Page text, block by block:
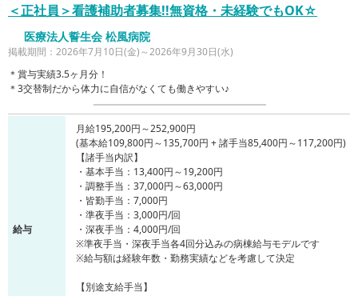
＜正社員＞看護補助者募集!!無資格・未経験でもOK☆
医療法人誓生会 松風病院
掲載期間：2026年7月10日(金)～2026年9月30日(水)
＊賞与実績3.5ヶ月分！
＊3交替制だから体力に自信がなくても働きやすい♪
給与
月給195,200円～252,900円
(基本給109,800円～135,700円 + 諸手当85,400円～117,200円)
【諸手当内訳】
・基本手当：13,400円～19,200円
・調整手当：37,000円～63,000円
・皆勤手当：7,000円
・準夜手当：3,000円/回
・深夜手当：4,000円/回
※準夜手当・深夜手当各4回分込みの病棟給与モデルです
※給与額は経験年数・勤務実績などを考慮して決定
【別途支給手当】